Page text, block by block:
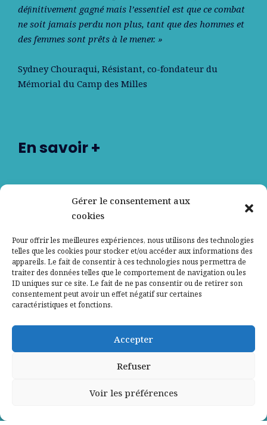
Gérer le consentement aux
cookies
Pour offrir les meilleures expériences, nous utilisons des technologies
telles que les cookies pour stocker et/ou accéder aux informations des
appareils. Le fait de consentir à ces technologies nous permettra de
traiter des données telles que le comportement de navigation ou les
ID uniques sur ce site. Le fait de ne pas consentir ou de retirer son
consentement peut avoir un effet négatif sur certaines
caractéristiques et fonctions.
Accepter
Refuser
Voir les préférences
déﬁnitivement gagné mais l’essentiel est que ce combat
ne soit jamais perdu non plus, tant que des hommes et
des femmes sont prêts à le mener. »
Sydney Chouraqui, Résistant, co-fondateur du
Mémorial du Camp des Milles
En savoir +
Nos partenaires
Contactez-nous
Mentions légales